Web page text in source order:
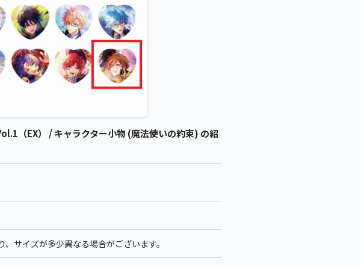
（EX） / キャラクター小物 (魔法使いの約束) の紹
イズが多少異なる場合がございます。